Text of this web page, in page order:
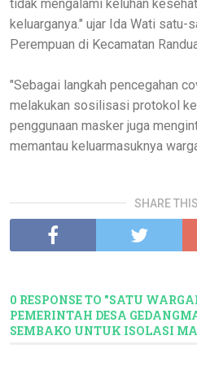
tidak mengalami keluhan
keluarganya." ujar Ida Wati satu-
Perempuan di Kecamatan
"Sebagai langkah pencegahan
melakukan sosilisasi protokol
penggunaan masker juga
memantau keluarmasuknya
SHARE
0 RESPONSE TO "SATU
PEMERINTAH DESA
SEMBAKO UNTUK ISOLASI